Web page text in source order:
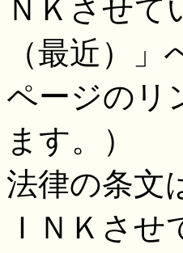
ＮＫさせて
（最近）
ページのリ
ます。）
法律の条文
ＩＮＫさ